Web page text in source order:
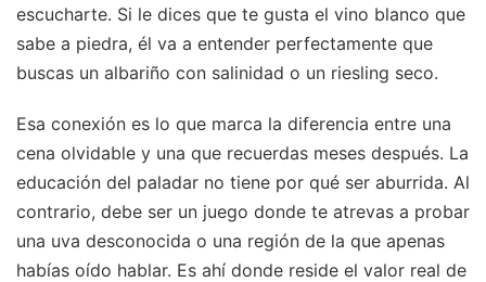
escucharte. Si le dices que te gusta el vino blanco que
sabe a piedra, él va a entender perfectamente que
buscas un albariño con salinidad o un riesling seco.
Esa conexión es lo que marca la diferencia entre una
cena olvidable y una que recuerdas meses después. La
educación del paladar no tiene por qué ser aburrida. Al
contrario, debe ser un juego donde te atrevas a probar
una uva desconocida o una región de la que apenas
habías oído hablar. Es ahí donde reside el valor real de